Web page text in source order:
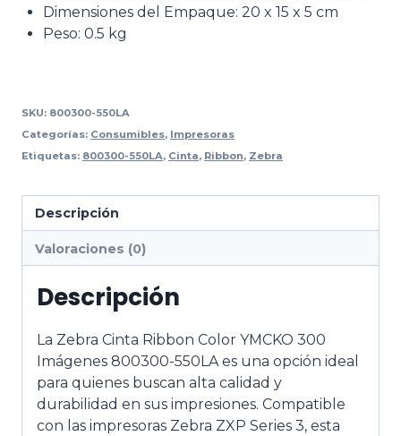
Dimensiones del Empaque: 20 x 15 x 5 cm
Peso: 0.5 kg
SKU: 800300-550LA
Categorías: Consumibles, Impresoras
Etiquetas: 800300-550LA, Cinta, Ribbon, Zebra
Descripción
Valoraciones (0)
Descripción
La Zebra Cinta Ribbon Color YMCKO 300
Imágenes 800300-550LA es una opción ideal
para quienes buscan alta calidad y
durabilidad en sus impresiones. Compatible
con las impresoras Zebra ZXP Series 3, esta